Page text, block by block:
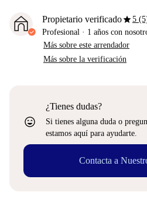
Propietario verificadostar5
Profesional · 1 años con
Más sobre este arrendador
Más sobre la verificación
sentiment_very_satisfied
¿Tienes dudas?
Si tienes alguna duda o
estamos aquí para ayudarte.
Contacta a